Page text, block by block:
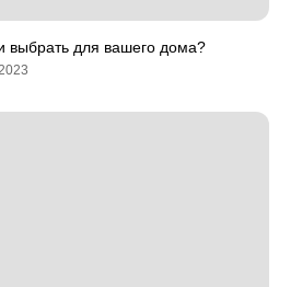
выбрать для вашего дома?